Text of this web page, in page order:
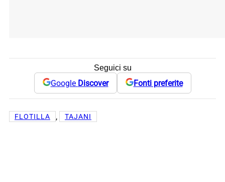
Seguici su
Google Discover Fonti preferite
FLOTILLA , TAJANI